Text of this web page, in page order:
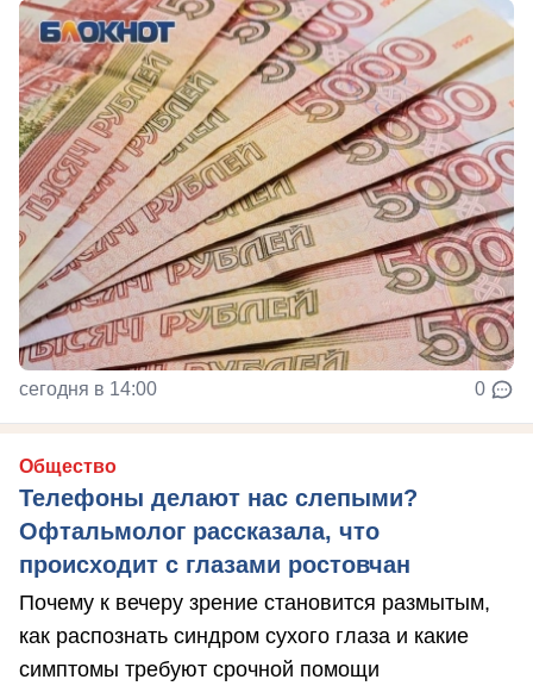
сегодня в 14:00 0
Общество
Телефоны делают нас слепыми?
Офтальмолог рассказала, что
происходит с глазами ростовчан
Почему к вечеру зрение становится размытым,
как распознать синдром сухого глаза и какие
симптомы требуют срочной помощи